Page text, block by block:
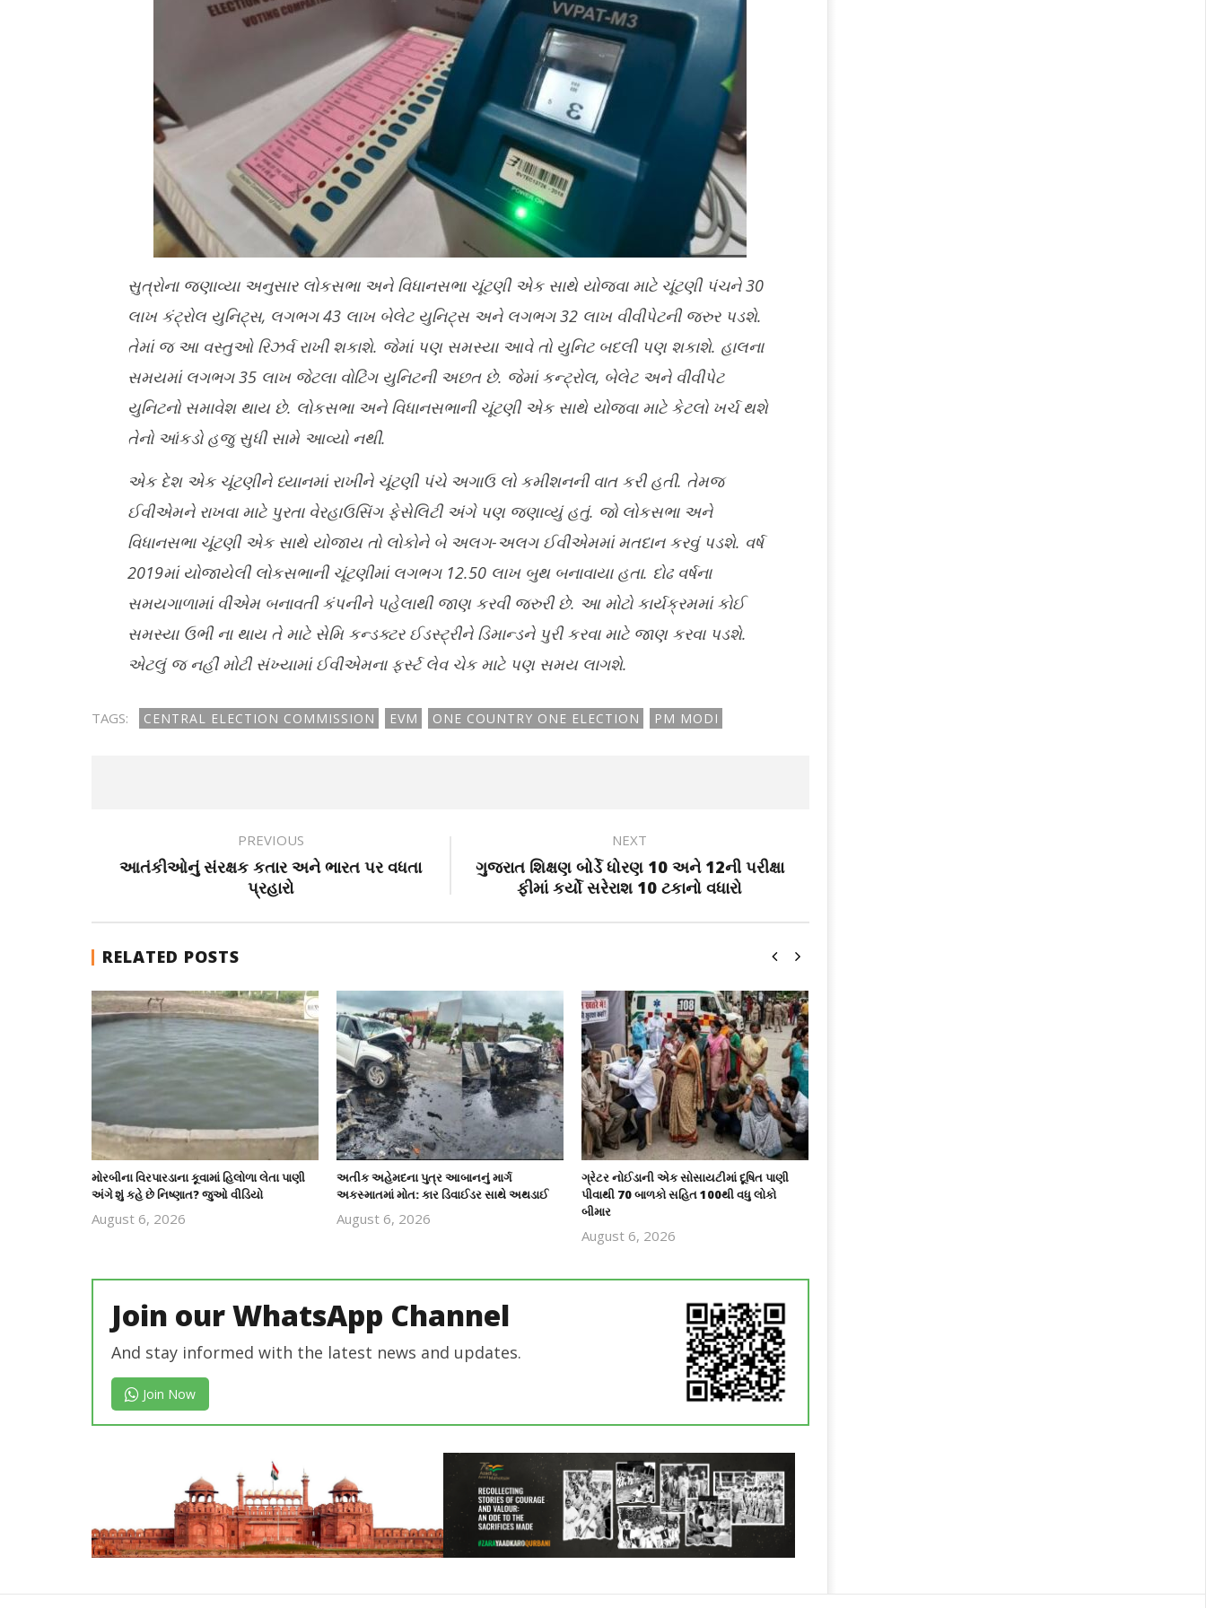
સુત્રોના જણાવ્યા અનુસાર લોકસભા અને વિધાનસભા ચૂંટણી એક સાથે યોજવા માટે ચૂંટણી પંચને30
લાખ કંટ્રોલ યુનિટ્સ, લગભગ43લાખ બેલેટ યુનિટ્સ અને લગભગ32લાખ વીવીપેટની જરુર પડશે.
તેમાં જ આ વસ્તુઓ રિઝર્વ રાખી શકાશે. જેમાં પણ સમસ્યા આવે તો યુનિટ બદલી પણ શકાશે. હાલના
સમયમાં લગભગ35લાખ જેટલા વોટિંગ યુનિટની અછત છે. જેમાં કન્ટ્રોલ, બેલેટ અને વીવીપેટ
યુનિટનો સમાવેશ થાય છે. લોકસભા અને વિધાનસભાની ચૂંટણી એક સાથે યોજવા માટે કેટલો ખર્ચ થશે
તેનો આંકડો હજુ સુધી સામે આવ્યો નથી.
એક દેશ એક ચૂંટણીને ધ્યાનમાં રાખીને ચૂંટણી પંચે અગાઉ લો કમીશનની વાત કરી હતી. તેમજ
ઈવીએમને રાખવા માટે પુરતા વેરહાઉસિંગ ફેસેલિટી અંગે પણ જણાવ્યું હતું. જો લોકસભા અને
વિધાનસભા ચૂંટણી એક સાથે યોજાય તો લોકોને બે અલગ-અલગ ઈવીએમમાં મતદાન કરવું પડશે. વર્ષ
2019માં યોજાયેલી લોકસભાની ચૂંટણીમાં લગભગ 12.50 લાખ બુથ બનાવાયા હતા. દોઢ વર્ષના
સમયગાળામાં વીએમ બનાવતી કંપનીને પહેલાથી જાણ કરવી જરુરી છે. આ મોટો કાર્યક્રમમાં કોઈ
સમસ્યા ઉભી ના થાય તે માટે સેમિ કન્ડક્ટર ઈડસ્ટ્રીને ડિમાન્ડને પુરી કરવા માટે જાણ કરવા પડશે.
એટલું જ નહીં મોટી સંખ્યામાં ઈવીએમના ફર્સ્ટ લેવ ચેક માટે પણ સમય લાગશે.
TAGS: CENTRAL ELECTION COMMISSION EVM ONE COUNTRY ONE ELECTION PM MODI
PREVIOUS
આતંકીઓનું સંરક્ષક કતાર અને ભારત પર વધતા
પ્રહારો
NEXT
ગુજરાત શિક્ષણ બોર્ડે ધોરણ 10 અને 12ની પરીક્ષા
ફીમાં કર્યો સરેરાશ 10 ટકાનો વધારો
RELATED POSTS
મોરબીના વિરપારડાના કૂવામાં હિલોળા લેતા પાણી
અંગે શું કહે છે નિષ્ણાત? જુઓ વીડિયો
August 6, 2026
અતીક અહેમદના પુત્ર આબાનનું માર્ગ
અકસ્માતમાં મોત: કાર ડિવાઈડર સાથે અથડાઈ
August 6, 2026
ગ્રેટર નોઈડાની એક સોસાયટીમાં દૂષિત પાણી
પીવાથી 70 બાળકો સહિત 100થી વધુ લોકો
બીમાર
August 6, 2026
Join our WhatsApp Channel
And stay informed with the latest news and updates.
Join Now